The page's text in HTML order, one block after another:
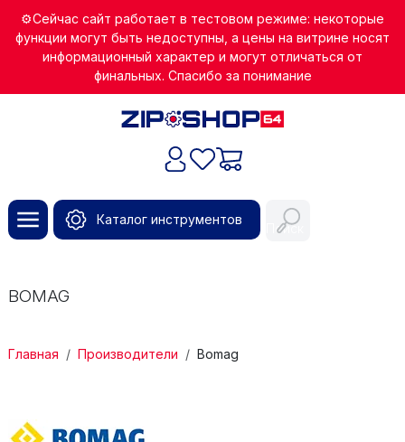
⚙️Сейчас сайт работает в тестовом режиме: некоторые
функции могут быть недоступны, а цены на витрине носят
информационный характер и могут отличаться от
финальных. Спасибо за понимание
Каталог инструментов
Поиск
BOMAG
Главная Производители Bomag